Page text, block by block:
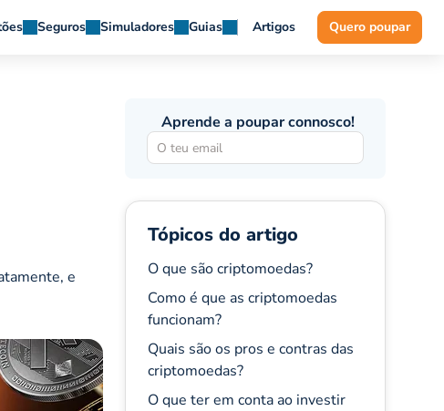
Seguros Simuladores Guias Artigos Quero poupar
e
Aprende a poupar connosco!
Tópicos do artigo
O que são criptomoedas?
Como é que as criptomoedas
funcionam?
Quais são os pros e contras das
criptomoedas?
O que ter em conta ao investir